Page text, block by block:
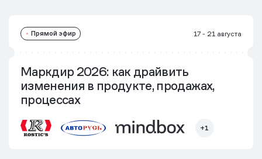
Прямой эфир 17 - 21 августа
+1
Маркдир 2026: как драйвить
изменения в продукте, продажах,
процессах